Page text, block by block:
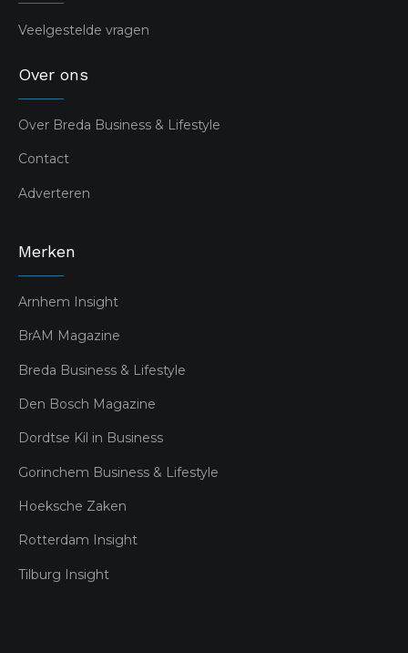
Veelgestelde vragen
Over ons
Over Breda Business & Lifestyle
Contact
Adverteren
Merken
Arnhem Insight
BrAM Magazine
Breda Business & Lifestyle
Den Bosch Magazine
Dordtse Kil in Business
Gorinchem Business & Lifestyle
Hoeksche Zaken
Rotterdam Insight
Tilburg Insight